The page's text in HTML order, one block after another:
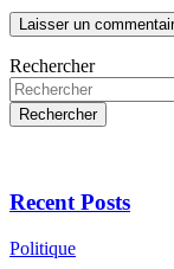
Rechercher
Rechercher
Recent Posts
Politique